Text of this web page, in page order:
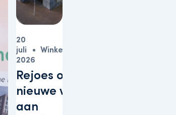
Rejoes opent
nieuwe winkel
aan
20
juli
2026
Winkels